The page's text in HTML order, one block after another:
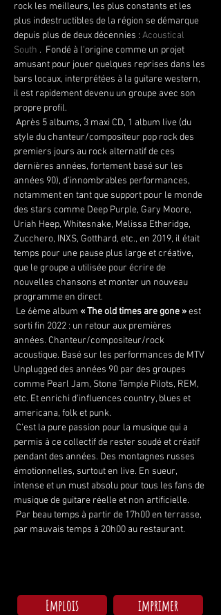
rock les meilleurs, les plus constants et les
plus indestructibles de la région se démarque
depuis plus de deux décennies : Acoustical
South .  Fondé à l'origine comme un projet
amusant pour jouer quelques reprises dans les
bars locaux, interprétées à la guitare western,
il est rapidement devenu un groupe avec son
propre profil.
style du chanteur/compositeur pop rock des
premiers jours au rock alternatif de ces
dernières années, fortement basé sur les
années 90), d'innombrables performances,
notamment en tant que support pour le monde
des stars comme Deep Purple, Gary Moore,
Uriah Heep, Whitesnake, Melissa Etheridge,
Zucchero, INXS, Gotthard, etc., en 2019, il était
temps pour une pause plus large et créative,
que le groupe a utilisée pour écrire de
nouvelles chansons et monter un nouveau
programme en direct.
Le 6ème album « The old times are gone » est
sorti fin 2022 : un retour aux premières
années. Chanteur/compositeur/rock
acoustique. Basé sur les performances de MTV
Unplugged des années 90 par des groupes
comme Pearl Jam, Stone Temple Pilots, REM,
etc. Et enrichi d'influences country, blues et
americana, folk et punk.
permis à ce collectif de rester soudé et créatif
pendant des années. Des montagnes russes
émotionnelles, surtout en live. En sueur,
intense et un must absolu pour tous les fans de
musique de guitare réelle et non artificielle.
par mauvais temps à 20h00 au restaurant.
Emplois
imprimer